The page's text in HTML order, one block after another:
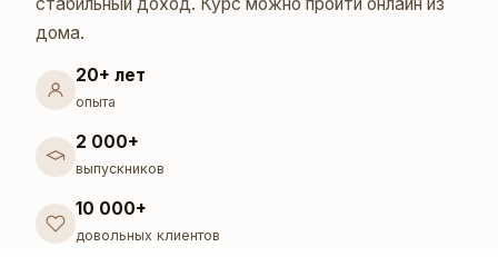
стабильный доход. Курс можно пройти онлайн из
дома.
20+ лет
опыта
2 000+
выпускников
10 000+
довольных клиентов